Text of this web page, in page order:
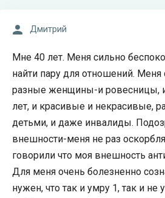
Дмитрий
Мне 40 лет. Меня сильно
найти пару для отношений.
разные женщины-и ровесницы,
лет, и красивые и некрасивые,
детьми, и даже инвалиды.
внешности-меня не раз
говорили что моя внешность
Для меня очень болезненно
нужен, что так и умру 1, так и не